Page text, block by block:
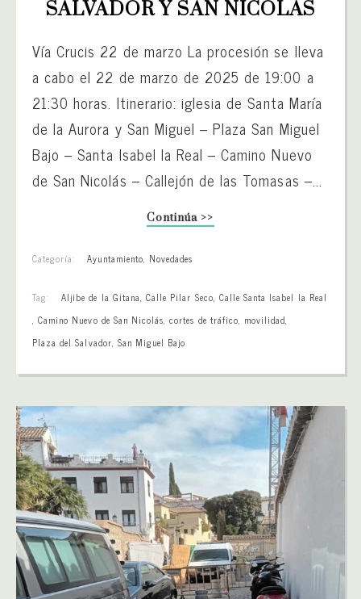
SALVADOR Y SAN NICOLÁS
Vía Crucis 22 de marzo La procesión se lleva
a cabo el 22 de marzo de 2025 de 19:00 a
21:30 horas. Itinerario: iglesia de Santa María
de la Aurora y San Miguel – Plaza San Miguel
Bajo – Santa Isabel la Real – Camino Nuevo
de San Nicolás – Callejón de las Tomasas –...
Continúa >>
Categoría: Ayuntamiento, Novedades
Tag: Aljibe de la Gitana,Calle Pilar Seco, Calle Santa Isabel la Real
,Camino Nuevo de San Nicolás,cortes de tráfico, movilidad,
Plaza del Salvador, San Miguel Bajo